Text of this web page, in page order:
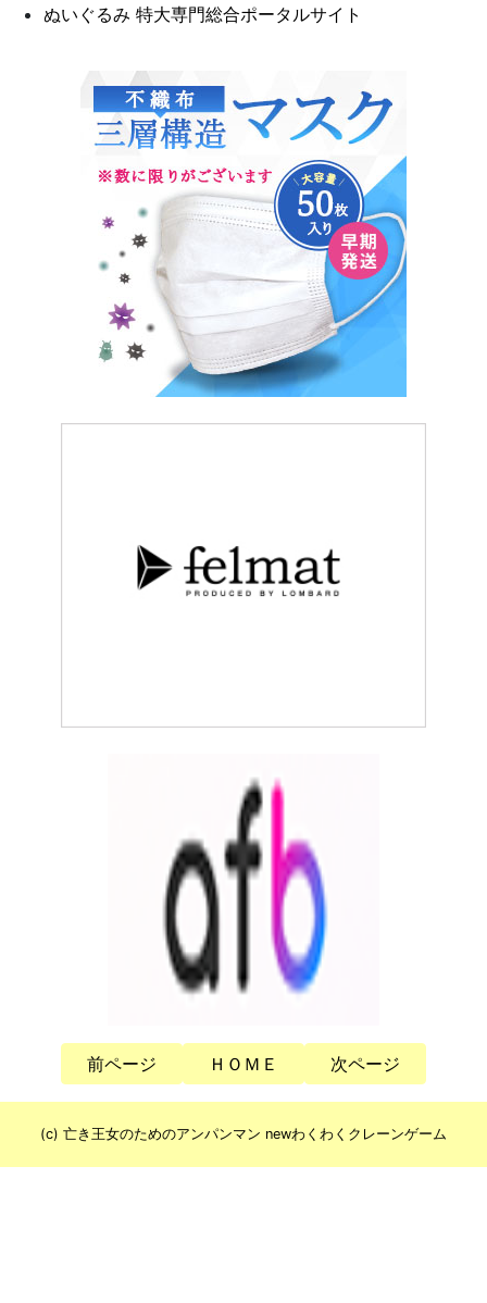
ぬいぐるみ 特大専門総合ポータルサイト
前ページ ＨＯＭＥ 次ページ
(c) 亡き王女のためのアンパンマン newわくわくクレーンゲーム